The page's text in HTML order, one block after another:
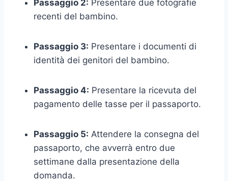
Passaggio 2: Presentare due fotografie
recenti del bambino.
Passaggio 3: Presentare i documenti di
identità dei genitori del bambino.
Passaggio 4: Presentare la ricevuta del
pagamento delle tasse per il passaporto.
Passaggio 5: Attendere la consegna del
passaporto, che avverrà entro due
settimane dalla presentazione della
domanda.